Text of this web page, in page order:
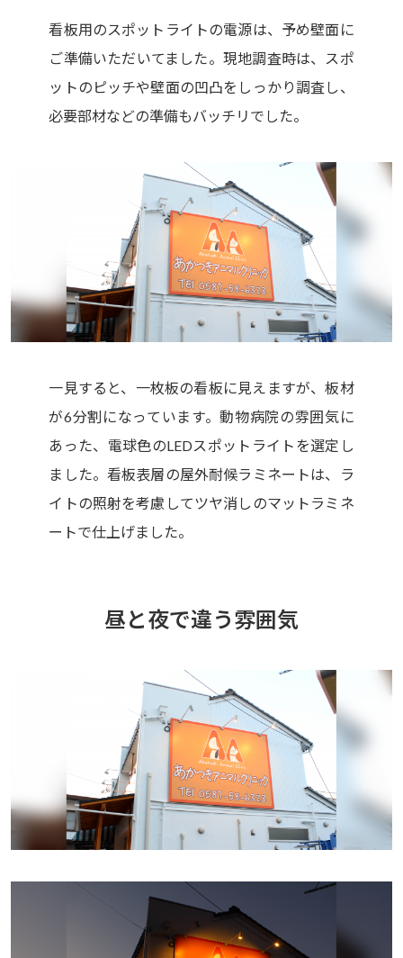
看板用のスポットライトの電源は、予め壁面に
ご準備いただいてました。現地調査時は、スポ
ットのピッチや壁面の凹凸をしっかり調査し、
必要部材などの準備もバッチリでした。
一見すると、一枚板の看板に見えますが、板材
が6分割になっています。動物病院の雰囲気に
あった、電球色のLEDスポットライトを選定し
ました。看板表層の屋外耐候ラミネートは、ラ
イトの照射を考慮してツヤ消しのマットラミネ
ートで仕上げました。
昼と夜で違う雰囲気